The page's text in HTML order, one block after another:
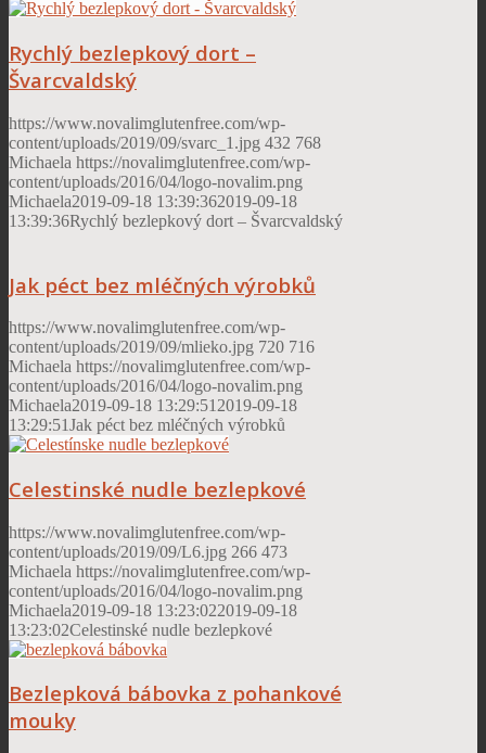
Rychlý bezlepkový dort –
Švarcvaldský
https://www.novalimglutenfree.com/wp-
content/uploads/2019/09/svarc_1.jpg 432 768
Michaela https://novalimglutenfree.com/wp-
content/uploads/2016/04/logo-novalim.png
Michaela2019-09-18 13:39:362019-09-18
13:39:36Rychlý bezlepkový dort – Švarcvaldský
Jak péct bez mléčných výrobků
https://www.novalimglutenfree.com/wp-
content/uploads/2019/09/mlieko.jpg 720 716
Michaela https://novalimglutenfree.com/wp-
content/uploads/2016/04/logo-novalim.png
Michaela2019-09-18 13:29:51 2019-09-18
13:29:51Jak péct bez mléčných výrobků
Celestinské nudle bezlepkové
https://www.novalimglutenfree.com/wp-
content/uploads/2019/09/L6.jpg 266 473
Michaela https://novalimglutenfree.com/wp-
content/uploads/2016/04/logo-novalim.png
Michaela2019-09-18 13:23:022019-09-18
13:23:02Celestinské nudle bezlepkové
Bezlepková bábovka z pohankové
mouky